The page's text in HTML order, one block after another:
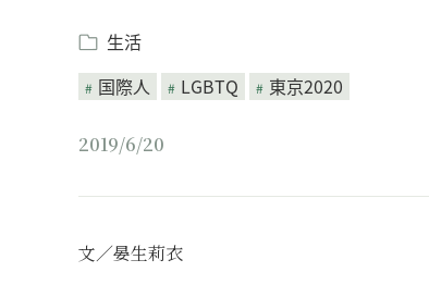
生活
国際人
LGBTQ 東京2020
2019/6/20
文／晏生莉衣